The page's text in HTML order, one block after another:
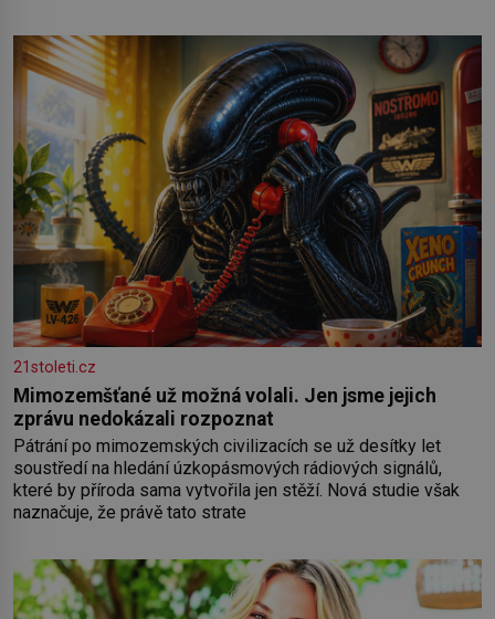
21stoleti.cz
Mimozemšťané už možná volali. Jen jsme jejich
zprávu nedokázali rozpoznat
Pátrání po mimozemských civilizacích se už desítky let
soustředí na hledání úzkopásmových rádiových signálů,
které by příroda sama vytvořila jen stěží. Nová studie však
naznačuje, že právě tato strate